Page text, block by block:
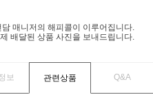
매니저의 해피콜이 이루어집니다.
배달된 상품 사진을 보내드립니다.
보 관련상품 Q&A